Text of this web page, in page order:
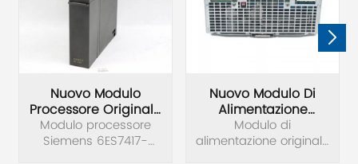
Nuovo Modulo
Processore Originale
Siemens 6ES7417-
4HL04-0AB0
Modulo processore
Siemens 6ES7417-
Nuovo Modulo Di
Alimentazione
Originale Siemens
6EP1437-3BA00
Modulo di
alimentazione originale